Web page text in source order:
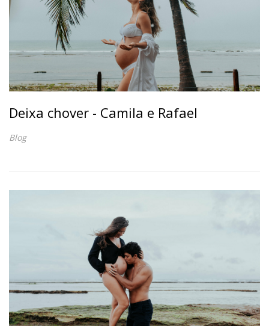
Deixa chover - Camila e Rafael
Blog